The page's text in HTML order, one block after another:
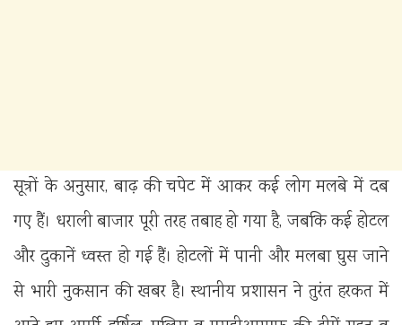
सूत्रों के अनुसार, बाढ़ की चपेट में आकर कई लोग मलबे में दब
गए हैं। धराली बाजार पूरी तरह तबाह हो गया है, जबकि कई होटल
और दुकानें ध्वस्त हो गई हैं। होटलों में पानी और मलबा घुस जाने
से भारी नुकसान की खबर है। स्थानीय प्रशासन ने तुरंत हरकत में